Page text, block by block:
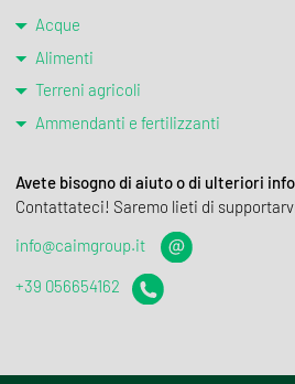
Acque
Alimenti
Terreni agricoli
Ammendanti e fertilizzanti
Avete bisogno di aiuto o di ulteriori
Contattateci! Saremo lieti di
info@caimgroup.it
+39 056654162